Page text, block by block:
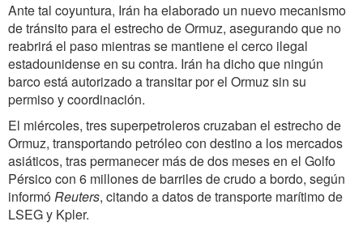
Ante tal coyuntura, Irán ha elaborado un nuevo mecanismo
de tránsito para el estrecho de Ormuz, asegurando que no
reabrirá el paso mientras se mantiene el cerco ilegal
estadounidense en su contra. Irán ha dicho que ningún
barco está autorizado a transitar por el Ormuz sin su
permiso y coordinación.
El miércoles, tres superpetroleros cruzaban el estrecho de
Ormuz, transportando petróleo con destino a los mercados
asiáticos, tras permanecer más de dos meses en el Golfo
Pérsico con 6 millones de barriles de crudo a bordo, según
informóReuters, citando a datos de transporte marítimo de
LSEG y Kpler.